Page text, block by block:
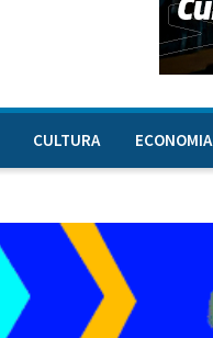
CULTURA ECONOMIA